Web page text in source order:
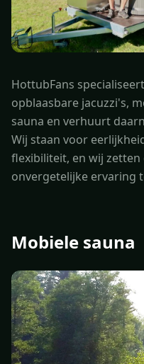
HottubFans
opblaasbare jacuzzi's,
sauna en verhuurt
Wij staan voor
flexibiliteit, en wij zetten
onvergetelijke ervaring
Mobiele sauna